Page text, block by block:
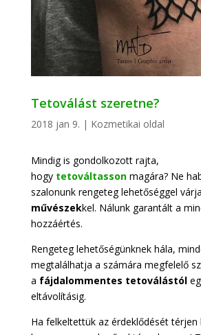
Tetoválást szeretne?
2018 jan 9. | Kozmetikai oldal
Mindig is gondolkozott rajta,
hogy tetováltasson magára? Ne
szalonunk rengeteg lehetőséggel
művészekkel. Nálunk garantált a
hozzáértés.
Rengeteg lehetőségünknek hála,
megtalálhatja a számára megfelelő
a fájdalommentes tetoválástól
eltávolításig.
Ha felkeltettük az érdeklődését térjen